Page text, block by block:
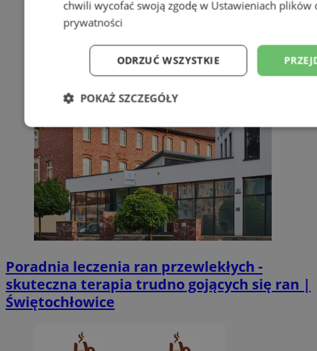
Poradnia leczenia ran przewlekłych -
skuteczna terapia trudno gojących się ran |
Świętochłowice
chwili wycofać swoją zgodę w Ustawieniach plików
prywatności
ODRZUĆ WSZYSTKIE
POKAŻ SZCZEGÓŁY
Niezbędne Wydajność
Niesklasyfikowane
Niezbędne Wydajność Targetowanie
Niezbędne pliki cookie umożliwiają korzystanie z podstawowych
można prawidłowo korzystać ze strony internetowej.